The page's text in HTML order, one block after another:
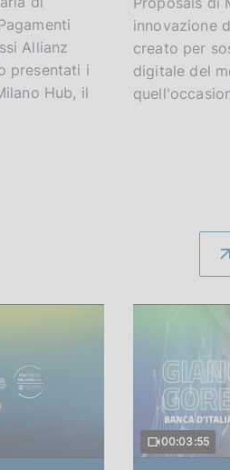
Allianz
presentati i
Hub, il
innovazione
creato per
digitale del
00:03:55